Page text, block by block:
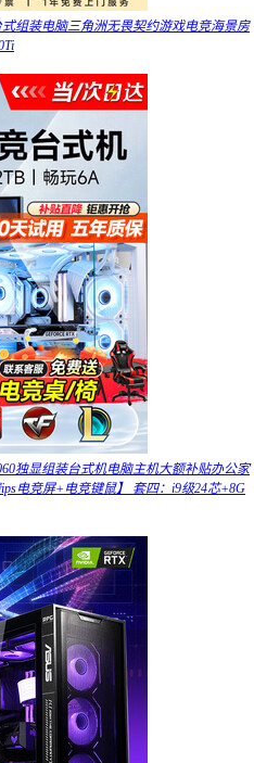
式组装电脑三角洲无畏契约游戏电竞海景房
独显组装台式机电脑主机大额补贴办公家
电竞屏+电竞键鼠】 套四：i9级24芯+8G